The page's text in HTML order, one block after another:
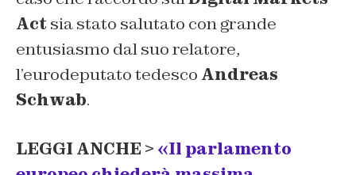
Act sia stato salutato con grande
entusiasmo dal suo relatore,
l’eurodeputato tedesco Andreas
Schwab.
LEGGI ANCHE > «Il parlamento